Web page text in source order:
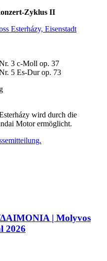
Zyklus II
Esterházy, Eisenstadt
3 c-Moll op. 37
5 Es-Dur op. 73
wird durch die
Motor ermöglicht.
| Molyvos
2026